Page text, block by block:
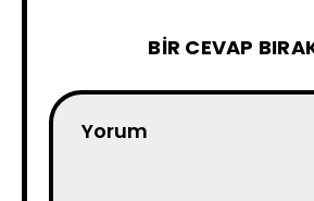
BIR CEVAP